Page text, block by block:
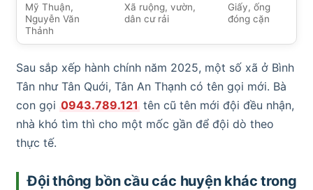
Mỹ Thuận,
Nguyễn Văn
Thảnh
Xã ruộng, vườn,
dân cư rải
Giấy, ống
đóng cặn
Sau sắp xếp hành chính năm 2025, một số xã ở Bình
Tân như Tân Quới, Tân An Thạnh có tên gọi mới. Bà
con gọi 0943.789.121 tên cũ tên mới đội đều nhận,
nhà khó tìm thì cho một mốc gần để đội dò theo
thực tế.
Đội thông bồn cầu các huyện khác trong